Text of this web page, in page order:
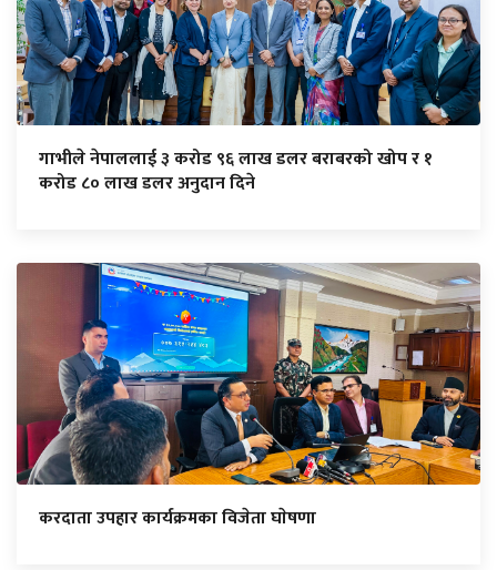
गाभीले नेपाललाई ३ करोड ९६ लाख डलर बराबरको खोप र १
करोड ८० लाख डलर अनुदान दिने
करदाता उपहार कार्यक्रमका विजेता घाेषणा